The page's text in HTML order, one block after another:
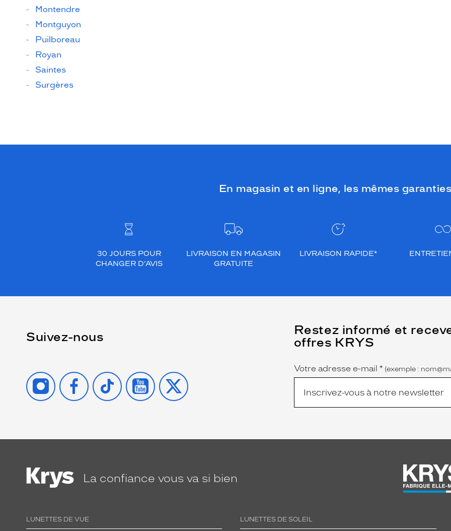
Montendre
Montguyon
Puilboreau
Royan
Saintes
Surgères
En magasin et en ligne, les mêmes
30 JOURS POUR
CHANGER D’AVIS
LIVRAISON EN MAGASIN
GRATUITE
LIVRAISON RAPIDE*
Suivez-nous
INSTAGRAMFACEBOOK
TIKTOK YOUTUBE
X
Restez informé et
offres KRYS
Name
Votre adresse e-mail *
(Ce
champ
est
obligatoire)
(exemple :
La confiance vous va si bien
LUNETTES DE VUE LUNETTES DE SOLEIL